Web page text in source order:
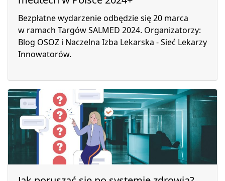
Bezpłatne wydarzenie odbędzie się 20 marca
w ramach Targów SALMED 2024. Organizatorzy:
Blog OSOZ i Naczelna Izba Lekarska - Sieć Lekarzy
Innowatorów.